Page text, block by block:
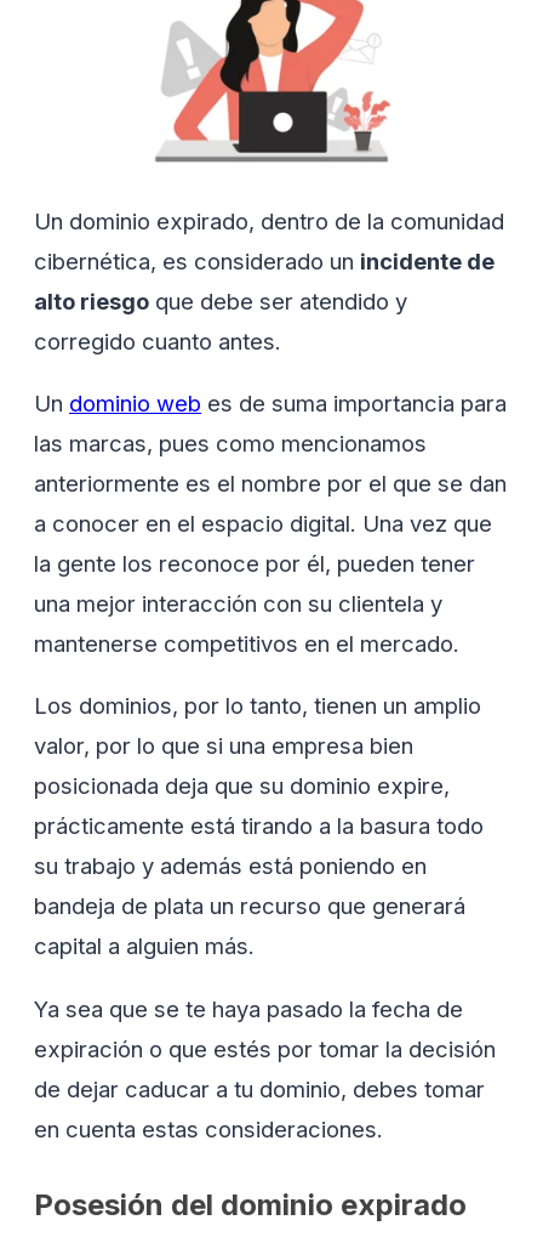
Un dominio expirado, dentro de la comunidad
cibernética, es considerado un incidente de
alto riesgo que debe ser atendido y
corregido cuanto antes.
Un dominio web es de suma importancia para
las marcas, pues como mencionamos
anteriormente es el nombre por el que se dan
a conocer en el espacio digital. Una vez que
la gente los reconoce por él, pueden tener
una mejor interacción con su clientela y
mantenerse competitivos en el mercado.
Los dominios, por lo tanto, tienen un amplio
valor, por lo que si una empresa bien
posicionada deja que su dominio expire,
prácticamente está tirando a la basura todo
su trabajo y además está poniendo en
bandeja de plata un recurso que generará
capital a alguien más.
Ya sea que se te haya pasado la fecha de
expiración o que estés por tomar la decisión
de dejar caducar a tu dominio, debes tomar
en cuenta estas consideraciones.
Posesión del dominio expirado